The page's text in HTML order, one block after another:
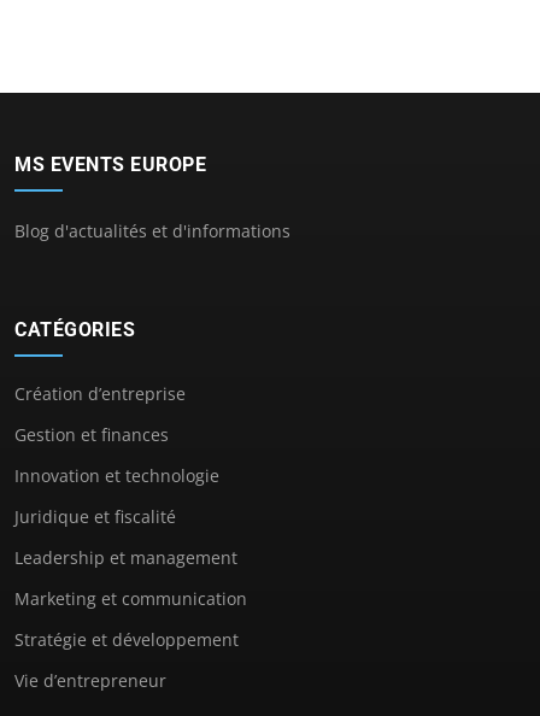
MS EVENTS EUROPE
Blog d'actualités et d'informations
CATÉGORIES
Création d’entreprise
Gestion et finances
Innovation et technologie
Juridique et fiscalité
Leadership et management
Marketing et communication
Stratégie et développement
Vie d’entrepreneur